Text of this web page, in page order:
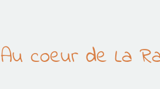
Au coeur de La